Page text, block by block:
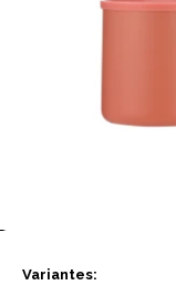
Variantes: